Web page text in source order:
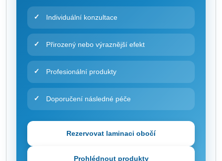
Individuální konzultace
Přirozený nebo výraznější efekt
Profesionální produkty
Doporučení následné péče
Rezervovat laminaci obočí
Prohlédnout produkty